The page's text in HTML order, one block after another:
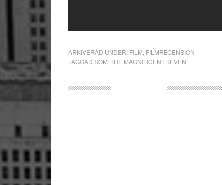
ARKIVERAD UNDER: FILM FILMRECENSION
TAGGAD SOM:THE MAGNIFICENT SEVEN